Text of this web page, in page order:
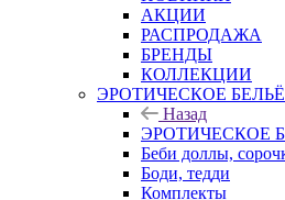
АКЦИИ
РАСПРОДАЖА
БРЕНДЫ
КОЛЛЕКЦИИ
ЭРОТИЧЕСКОЕ БЕЛЬЁ
Назад
ЭРОТИЧЕСКОЕ
Беби доллы,
Боди, тедди
Комплекты